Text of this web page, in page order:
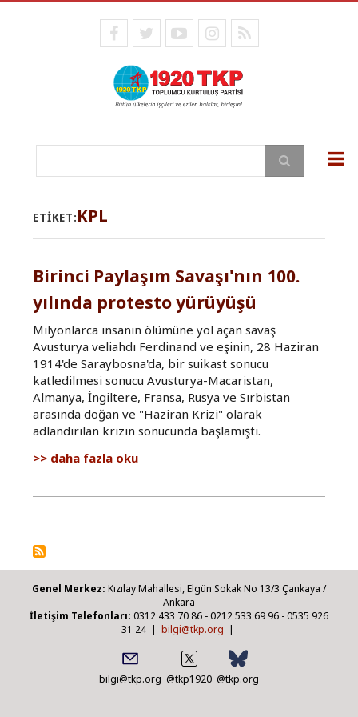
facebooktwitteryoutubeinstagram
RSS
Ara
ETIKET:KPL
Birinci Paylaşım Savaşı'nın 100.
yılında protesto yürüyüşü
Birinci
100.
daha fazla oku
Milyonlarca insanın ölümüne yol açan savaş
Avusturya veliahdı Ferdinand ve eşinin, 28 Haziran
1914'de Saraybosna'da, bir suikast sonucu
katledilmesi sonucu Avusturya-Macaristan,
Almanya, İngiltere, Fransa, Rusya ve Sırbistan
arasında doğan ve "Haziran Krizi" olarak
adlandırılan krizin sonucunda başlamıştı.
Genel Merkez: Kızılay Mahallesi, Elgün Sokak No 13/3 Çankaya /
Ankara
İletişim Telefonları: 0312 433 70 86 - 0212 533 69 96 - 0535 926
31 24 | bilgi@tkp.org |
bilgi@tkp.org @tkp1920 @tkp.org